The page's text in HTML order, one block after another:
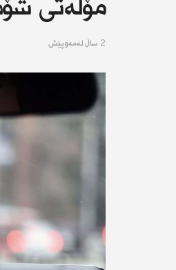
2 ساڵ له‌مه‌وپێش